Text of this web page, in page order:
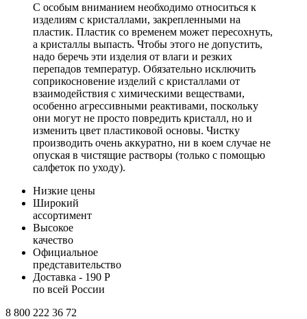
С особым вниманием необходимо относиться к
изделиям с кристаллами, закрепленными на
пластик. Пластик со временем может пересохнуть,
а кристаллы выпасть. Чтобы этого не допустить,
надо беречь эти изделия от влаги и резких
перепадов температур. Обязательно исключить
соприкосновение изделий с кристаллами от
взаимодействия с химическими веществами,
особенно агрессивными реактивами, поскольку
они могут не просто повредить кристалл, но и
изменить цвет пластиковой основы. Чистку
производить очень аккуратно, ни в коем случае не
опуская в чистящие растворы (только с помощью
салфеток по уходу).
Низкие цены
Широкий
ассортимент
Высокое
качество
Официальное
представительство
Доставка - 190 Р
по всей России
8 800 222 36 72